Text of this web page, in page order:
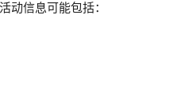
动信息可能包括：